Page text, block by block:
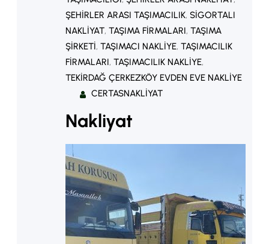
ŞEHIRLER ARASI TAŞIMACILIK, SIGORTALI
NAKLIYAT, TAŞIMA FIRMALARI, TAŞIMA
ŞIRKETI, TAŞIMACI NAKLIYE, TAŞIMACILIK
FIRMALARI, TAŞIMACILIK NAKLIYE
TEKIRDAĞ ÇERKEZKÖY EVDEN EVE NAKLIYE
CERTASNAKLIYAT
Nakliyat